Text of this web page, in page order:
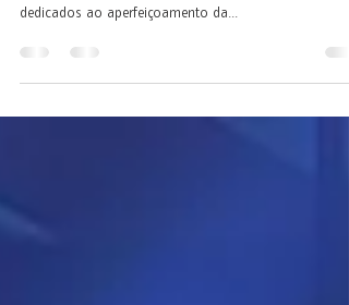
A Associação Gaúcha de Laticinistas (AGL), que
dedicados ao aperfeiçoamento da...